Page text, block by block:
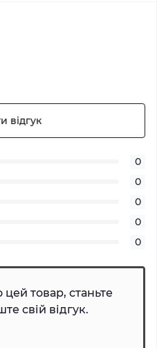
відгук
0
0
0
0
0
цей товар, станьте
свій відгук.